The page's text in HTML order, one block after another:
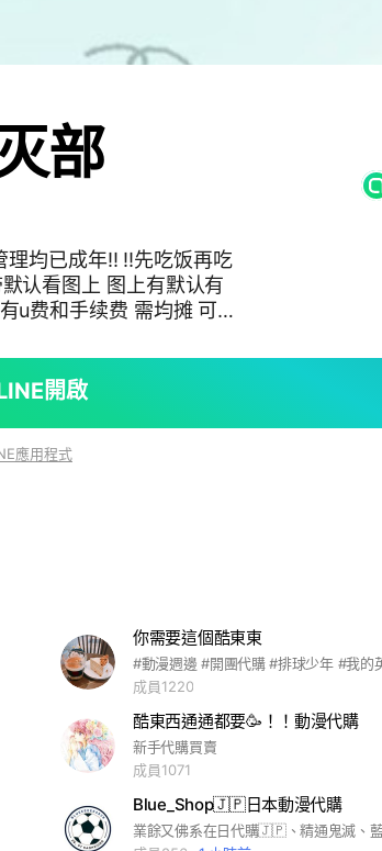
部
均已成年‼️ ‼️先吃饭再吃
u费和手续费 需均摊 可
開啟
應用程式
你需要這個酷東東
成員1220
酷東西通通都要🥳！！動漫代購
新手代購買賣
成員1071
Blue_Shop🇯🇵日本動漫代購